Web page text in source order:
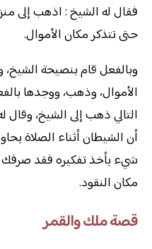
فقال له الشيخ : اذهب إلى
حتى تتذكر مكان الأموال.
وبالفعل قام بنصيحة
الأموال، وذهب، ووجدها
التالي ذهب إلى الشيخ،
أن الشيطان أثناء الصلاة
شيء يأخذ تفكيره فقد صرفك
مكان النقود.
قصة ملك والقمر